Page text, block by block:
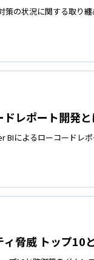
の状況に関する取り
レポート開発と
BIによるローコードレ
脅威 トップ10